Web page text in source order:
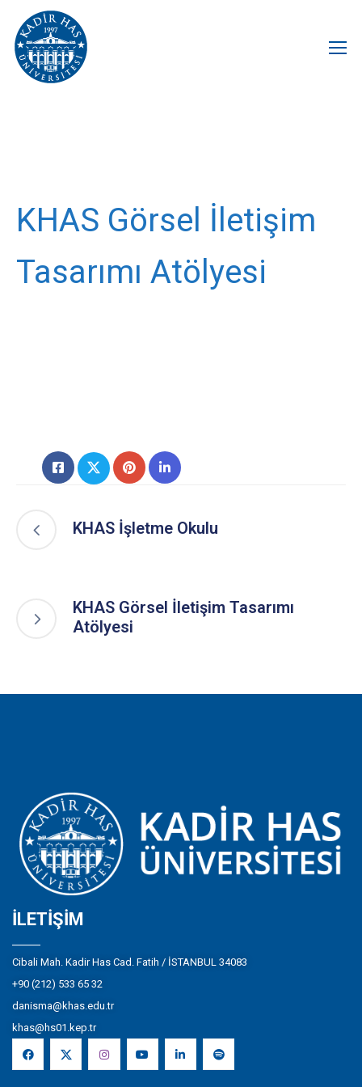
KHAS Görsel İletişim
Tasarımı Atölyesi
KHAS İşletme Okulu
KHAS Görsel İletişim Tasarımı
Atölyesi
İLETIŞIM
Cibali Mah. Kadir Has Cad. Fatih / İSTANBUL 34083
+90 (212) 533 65 32
danisma@khas.edu.tr
khas@hs01.kep.tr